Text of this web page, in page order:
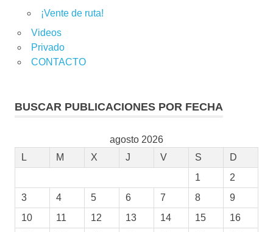
¡Vente de ruta!
Videos
Privado
CONTACTO
BUSCAR PUBLICACIONES POR FECHA
agosto 2026
L
M X J V S
D
1
2
3
4 5 6 7 8
9
10
11 12 13 14 15
16